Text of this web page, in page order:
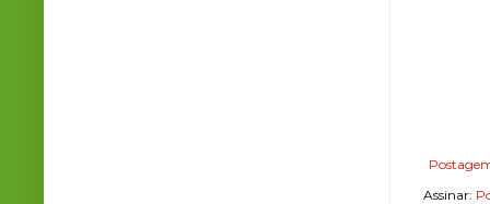
Assinar: